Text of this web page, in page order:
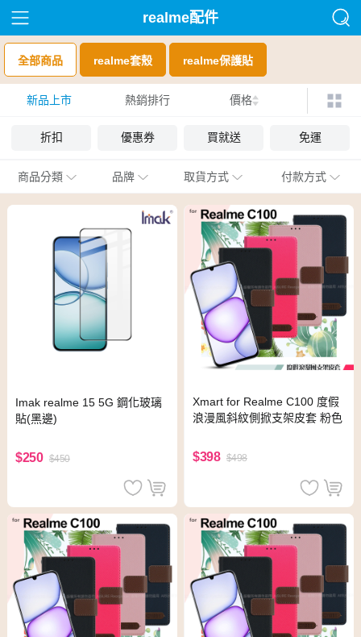
realme配件
全部商品 realme套殼 realme保護貼
新品上市 熱銷排行 價格
折扣 優惠券 買就送 免運
商品分類 品牌 取貨方式 付款方式
Imak realme 15 5G 鋼化玻璃
貼(黑邊)
$250 $450
Xmart for Realme C100 度假
浪漫風斜紋側掀支架皮套 粉色
$398 $498